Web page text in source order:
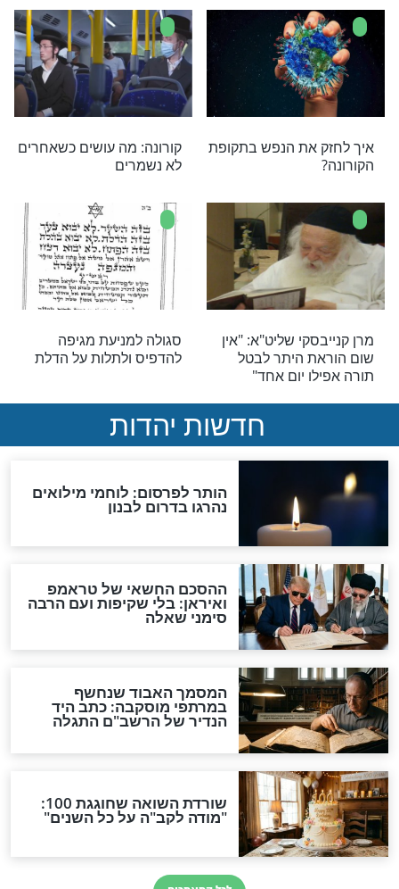
פרק תהילים
גדול ועצום
הרב הראשי לישראל,
הראשון לציון הגר"י יוסף,
בהנחיות מיוחדות לצום
תשעה באב תש"פ
מסביב
מה עושים אם הילדים
בחרדה מהקורונה
הרב קנייבסקי
ראש
לברך
אלו היו מילותיו האחרונות של
חולה הקורונה לפני שהורדם
את הנפש בתקופת
לא נשמרים